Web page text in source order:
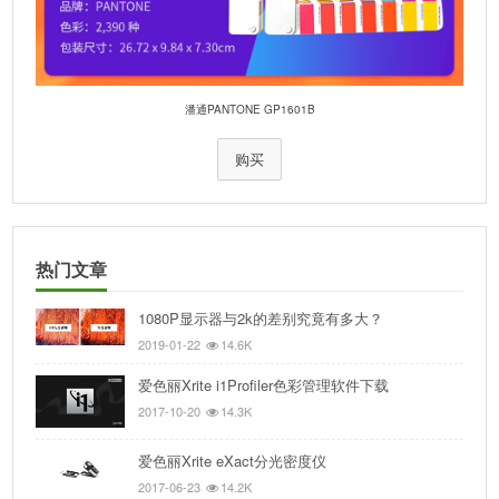
潘通PANTONE GP1601B
购买
热门文章
1080P显示器与2k的差别究竟有多大？
2019-01-22 14.6K
爱色丽Xrite i1Profiler色彩管理软件下载
2017-10-20 14.3K
爱色丽Xrite eXact分光密度仪
2017-06-23 14.2K